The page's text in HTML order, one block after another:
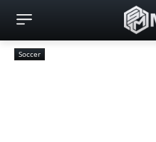
Soccer